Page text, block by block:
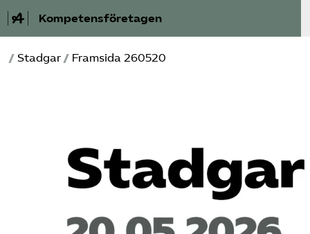
Kompetensföretagen
Aktuellt
Medlemskap
/ Stadgar / Framsida 260520